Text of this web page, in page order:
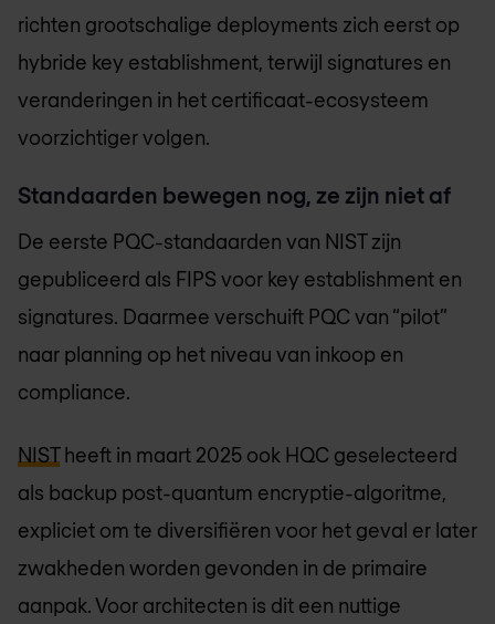
richten grootschalige deployments zich eerst op
hybride key establishment, terwijl signatures en
veranderingen in het certificaat-ecosysteem
voorzichtiger volgen.
Standaarden bewegen nog, ze zijn niet af
De eerste PQC-standaarden van NIST zijn
gepubliceerd als FIPS voor key establishment en
signatures. Daarmee verschuift PQC van “pilot”
naar planning op het niveau van inkoop en
compliance.
NISTheeft in maart 2025 ook HQC geselecteerd
als backup post-quantum encryptie-algoritme,
expliciet om te diversifiëren voor het geval er later
zwakheden worden gevonden in de primaire
aanpak. Voor architecten is dit een nuttige